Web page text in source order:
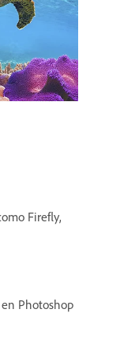
Firefly,
Photoshop